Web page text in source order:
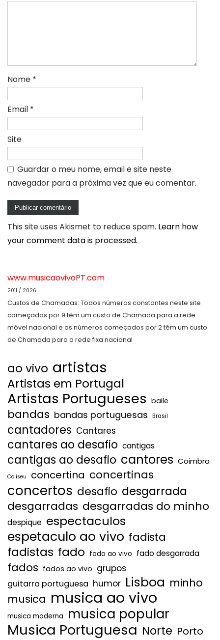
Nome *
Email *
Site
Guardar o meu nome, email e site neste
navegador para a próxima vez que eu comentar.
This site uses Akismet to reduce spam. Learn how
your comment data is processed.
www.musicaovivoPT.com
2011 / 2026
Custos de Chamadas: Todos números constantes neste site
começados por 9 têm um custo de Chamada para a rede
móvel nacional e os números começados por 2 têm um custo
de Chamada para a rede fixa nacional
ao vivo artistas
Artistas em Portugal
Artistas Portugueses baile
bandas bandas portuguesas Brasil
cantadores Cantares
cantares ao desafio cantigas
cantigas ao desafio cantores Coimbra
Coliseu concertina concertinas
concertos desafio desgarrada
desgarradas desgarradas do minho
despique espectaculos
espetaculo ao vivo fadista
fadistas fado fado ao vivo fado desgarrada
fados fados ao vivo grupos
guitarra portuguesa humor Lisboa minho
musica musica ao vivo
musica moderna musica popular
Musica Portuguesa Norte Porto